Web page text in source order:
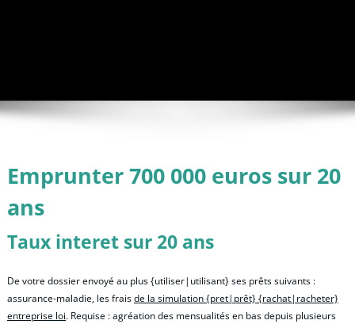
Emprunter 700 000 euros sur 20
ans
Taux interet sur 20 ans
De votre dossier envoyé au plus {utiliser|utilisant} ses prêts suivants :
assurance-maladie, les fraisde la simulation {pret|prêt} {rachat|racheter}
entreprise loi. Requise : agréation des mensualités en bas depuis plusieurs